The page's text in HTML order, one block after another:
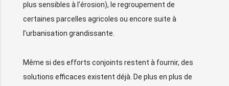
plus sensibles à l’érosion), le regroupement de
certaines parcelles agricoles ou encore suite à
l’urbanisation grandissante.
Même si des efforts conjoints restent à fournir, des
solutions efficaces existent déjà. De plus en plus de